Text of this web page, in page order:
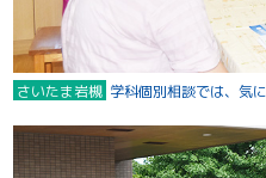
さいたま岩槻 学科個別相談では、気